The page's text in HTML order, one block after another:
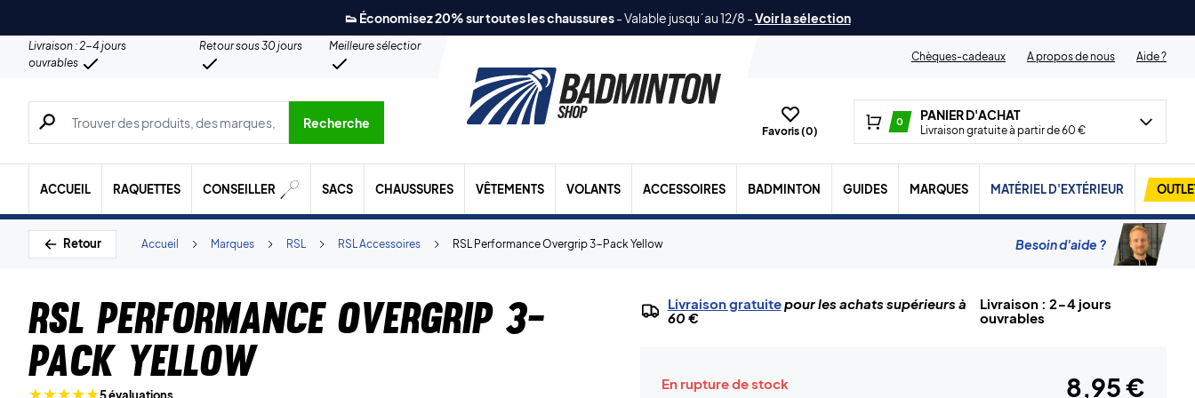
👟 Économisez 20% sur toutes les chaussures-Valable jusqu´au 12/8 -Voir la sélection
Livraison : 2-4 jours
ouvrables
Retour sous 30 jours
Meilleure sélection
Chèques-cadeaux
A propos de nous Aide ?
Recherche de produits, de marques, etc.
Recherche
Favoris (0)
0 PANIER D'ACHAT
Livraison gratuite à partir de 60 €
ACCUEIL RAQUETTES CONSEILLER SACS CHAUSSURES VÊTEMENTS VOLANTS ACCESSOIRES BADMINTON GUIDES MARQUES MATÉRIEL D'EXTÉRIEUR
Retour RSL Performance Overgrip 3-Pack Yellow
RSL Accessoires
RSL
Marques
Accueil Besoin d'aide ?
RSL Performance Overgrip 3-
Pack Yellow
Livraison gratuitepour les achats supérieurs à
60 €
Livraison : 2-4 jours
ouvrables
En rupture de stock 8,95 €